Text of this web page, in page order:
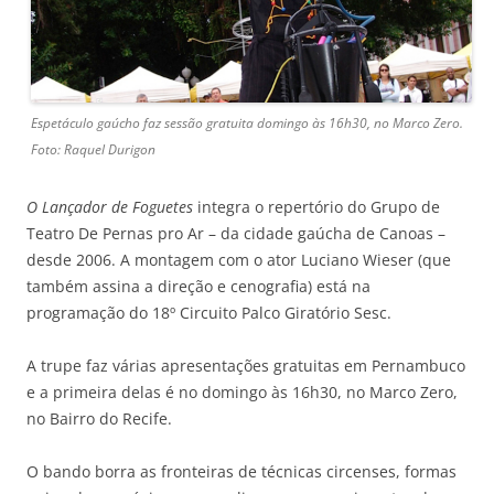
Espetáculo gaúcho faz sessão gratuita domingo às 16h30, no Marco Zero.
Foto: Raquel Durigon
O Lançador de Foguetes integra o repertório do Grupo de
Teatro De Pernas pro Ar – da cidade gaúcha de Canoas –
desde 2006. A montagem com o ator Luciano Wieser (que
também assina a direção e cenografia) está na
programação do 18º Circuito Palco Giratório Sesc.
A trupe faz várias apresentações gratuitas em Pernambuco
e a primeira delas é no domingo às 16h30, no Marco Zero,
no Bairro do Recife.
O bando borra as fronteiras de técnicas circenses, formas